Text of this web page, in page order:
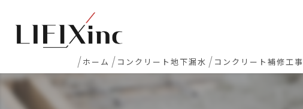
ホーム コンクリート地下漏水 コンクリート補修工事